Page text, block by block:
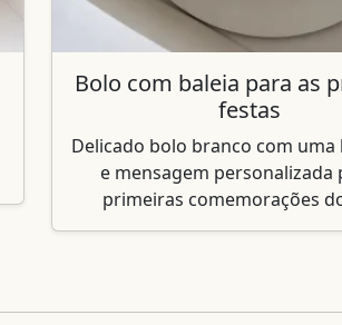
Bolo com baleia para as
festas
Delicado bolo branco com uma
e mensagem personalizada
primeiras comemorações